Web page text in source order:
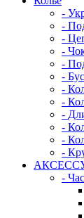
-
-
-
-
-
-
-
-
-
-
-
-
-